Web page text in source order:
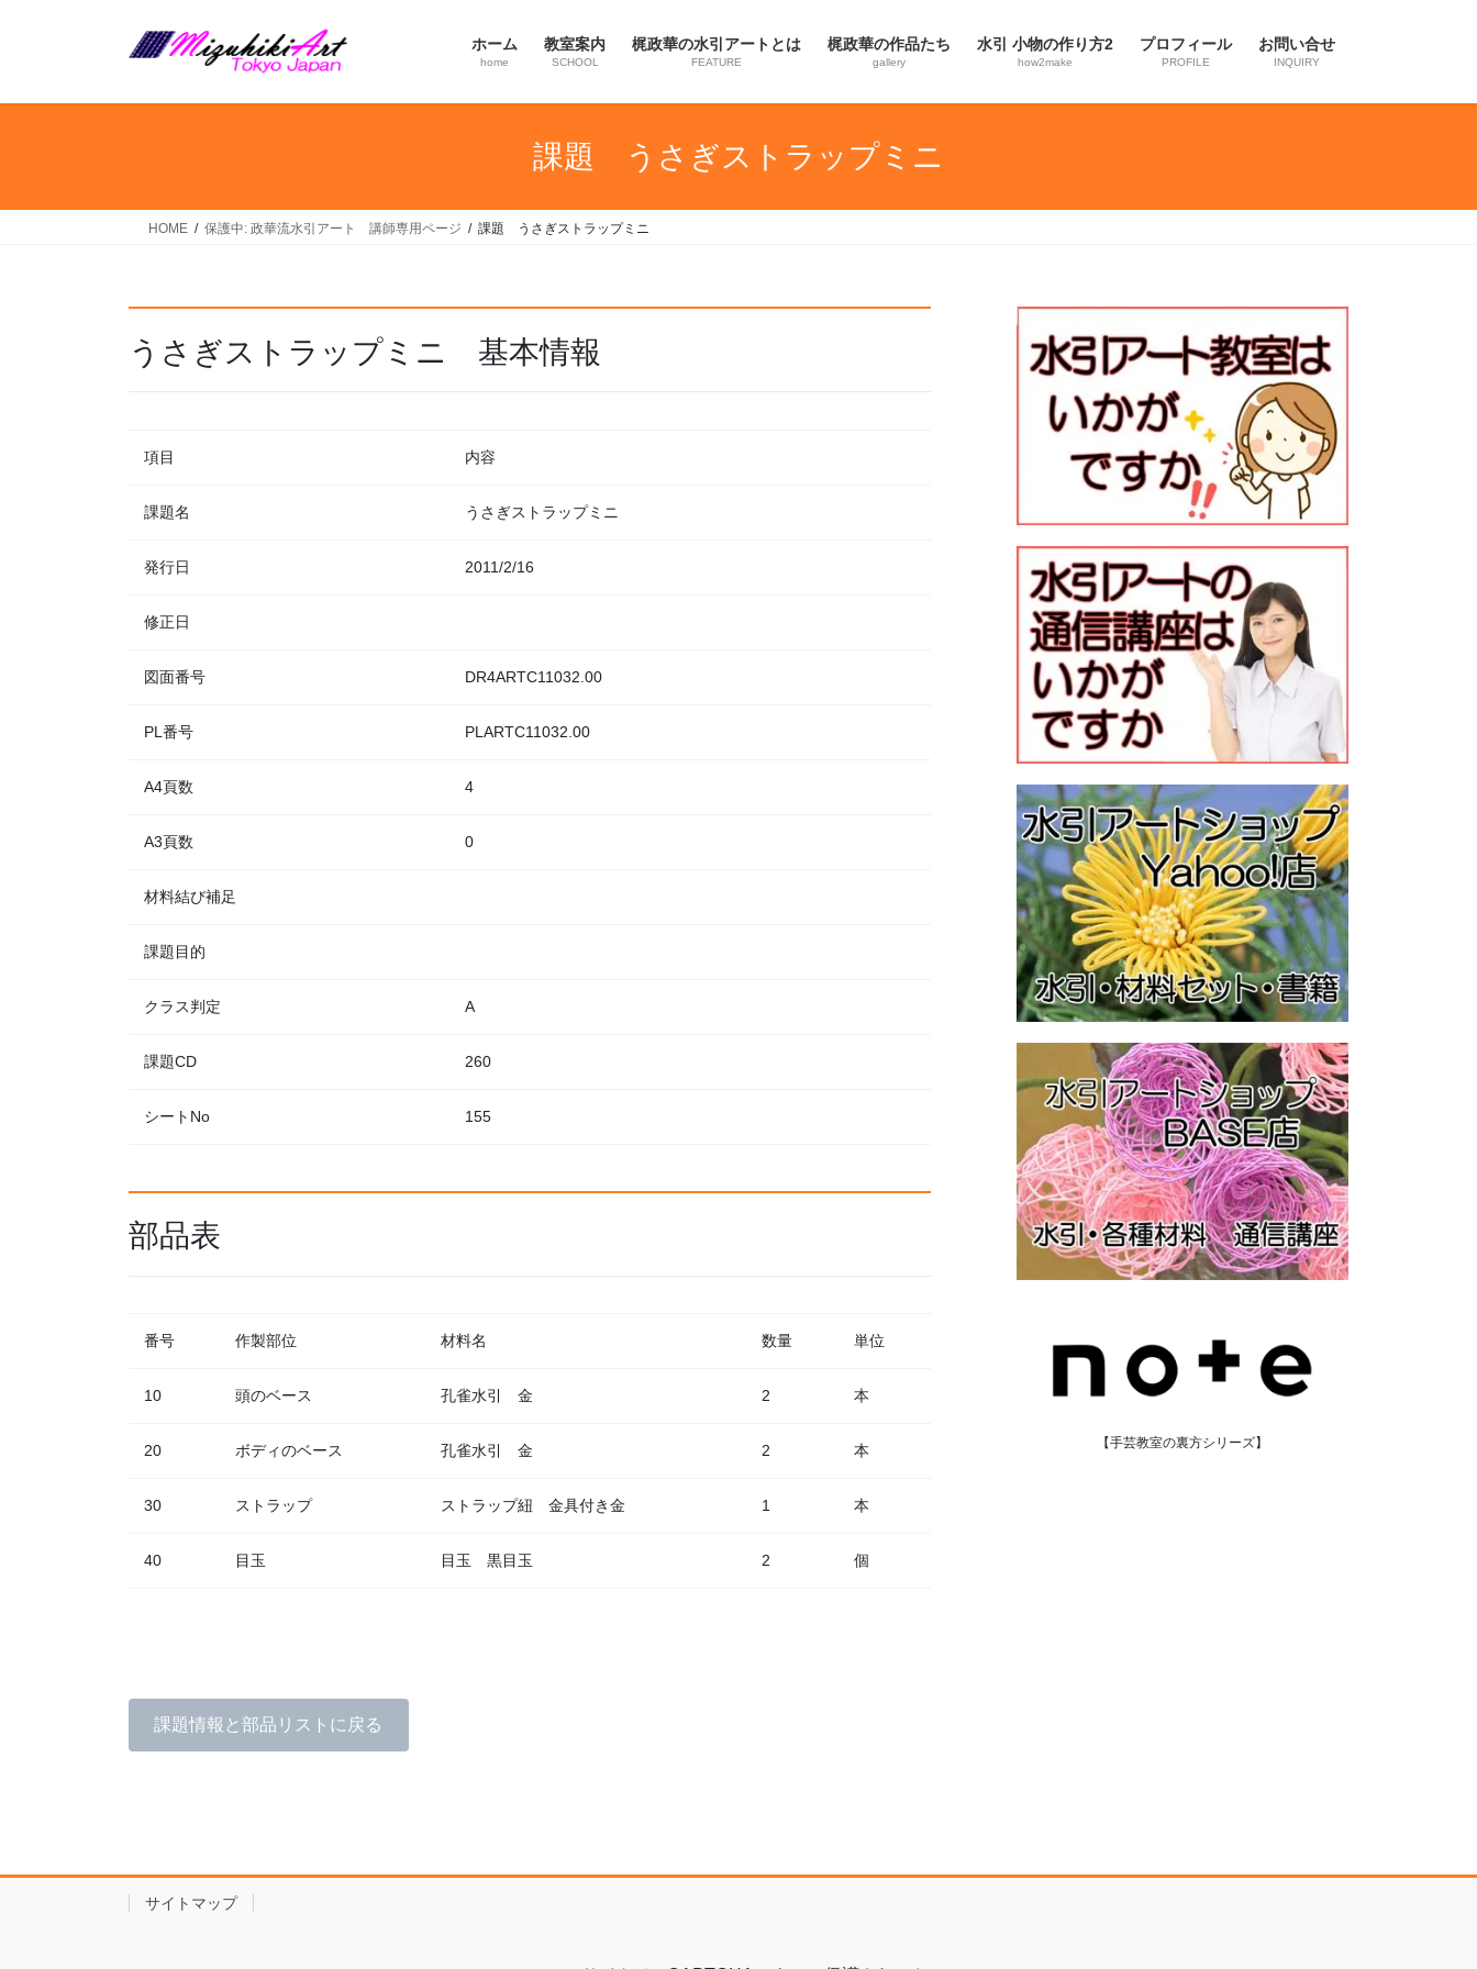
ホーム
home
教室案内
SCHOOL
梶政華の水引アートとは
FEATURE
梶政華の作品たち
gallery
水引 小物の作り方2
how2make
プロフィール
PROFILE
お問い合せ
INQUIRY
課題 うさぎストラップミニ
HOME 保護中: 政華流水引アート 講師専用ページ 課題 うさぎストラップミニ
うさぎストラップミニ 基本情報
項目 内容
課題名 うさぎストラップミニ
発行日 2011/2/16
修正日
図面番号 DR4ARTC11032.00
PL番号 PLARTC11032.00
A4頁数 4
A3頁数 0
材料結び補足
課題目的
クラス判定 A
課題CD 260
シートNo 155
部品表
番号 作製部位 材料名 数量 単位
10 頭のベース 孔雀水引 金 2 本
20 ボディのベース 孔雀水引 金 2 本
30 ストラップ ストラップ紐 金具付き金 1 本
40 目玉 目玉 黒目玉 2 個
課題情報と部品リストに戻る
【手芸教室の裏方シリーズ】
サイトマップ